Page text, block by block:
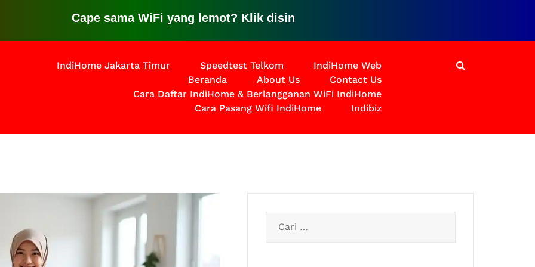
Cape sama WiFi yang lemot? Klik disini untuk solusinya
IndiHome Jakarta Timur Speedtest Telkom
IndiHome Web
Beranda
About Us
Contact Us
Cara Daftar IndiHome & Berlangganan WiFi IndiHome
Cara Pasang Wifi IndiHome
Indibiz
untuk: